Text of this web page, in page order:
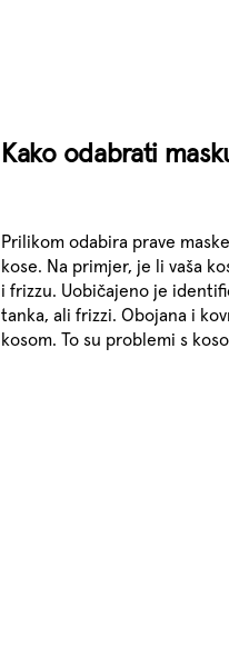
Kako odabrati
Prilikom odabira prave
kose. Na primjer, je li vaša
i frizzu. Uobičajeno je
tanka, ali frizzi. Obojana i
kosom. To su problemi s